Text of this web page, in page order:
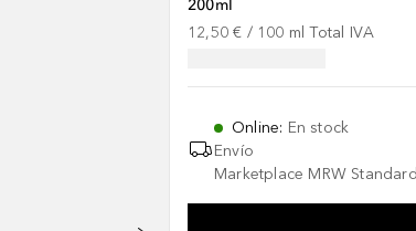
200ml
12,50 € / 100 ml Total IVA
Online: En stock
Envío
Marketplace MRW